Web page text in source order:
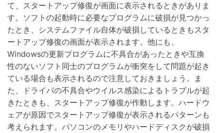
て、スタートアップ修復が画面に表示されるときがありま
す。ソフトの起動時に必要なプログラムに破損が見つかっ
たとき、システムファイル自体が破損しているときもスタ
ートアップ修復の画面が表示されます。他にも、
Windowsの更新プログラムに不具合があったときや互換
性のないソフト同士のプログラムが衝突をして問題が起き
ている場合も表示されるので注意しておきましょう。ま
た、ドライバの不具合やウイルス感染によるトラブルが起
きたときも、スタートアップ修復が作動します。ハードウ
ェアが原因でスタートアップ修復が表示されるパターンも
考えられます。パソコンのメモリやハードディスクが破損